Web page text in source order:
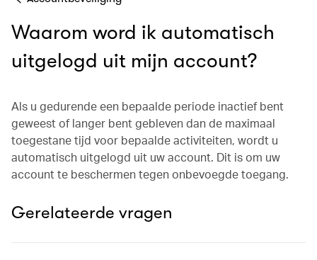
Waarom word ik automatisch
uitgelogd uit mijn account?
Als u gedurende een bepaalde periode inactief bent
geweest of langer bent gebleven dan de maximaal
toegestane tijd voor bepaalde activiteiten, wordt u
automatisch uitgelogd uit uw account. Dit is om uw
account te beschermen tegen onbevoegde toegang.
Gerelateerde vragen